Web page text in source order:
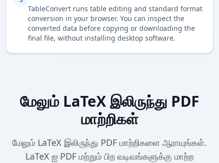
TableConvert runs table editing and standard format
conversion in your browser. You can inspect the
converted data before copying or downloading the
final file, without installing desktop software.
மேலும் LaTeX இலிருந்து PDF
மாற்றிகள்
மேலும் LaTeX இலிருந்து PDF மாற்றிகளை ஆராயுங்கள்.
LaTeX ஐ PDF மற்றும் பிற வடிவங்களுக்கு மாற்ற